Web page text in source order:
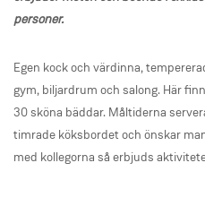
personer.
Egen kock och värdinna,
gym, biljardrum och salong. Här
30 sköna bäddar. Måltiderna
timrade köksbordet och önskar
med kollegorna så erbjuds